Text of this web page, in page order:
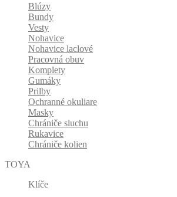
Blúzy
Bundy
Vesty
Nohavice
Nohavice laclové
Pracovná obuv
Komplety
Gumáky
Prilby
Ochranné okuliare
Masky
Chrániče sluchu
Rukavice
Chrániče kolien
TOYA
Klíče